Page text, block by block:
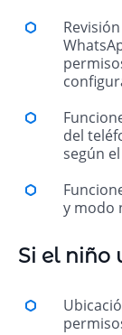
del
según
y modo
Si el niño